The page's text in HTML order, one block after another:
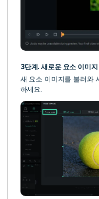
3단계. 새로운 요소 이미
새 요소 이미지를 불러와
하세요.